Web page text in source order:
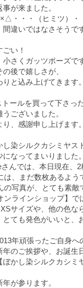
が来ました。
・・・（ヒミツ）・
間違いではなさそうで
い！
さくガッツポーズで
後で嬉しさが、
りと込み上げてきます。
ールを買って下さっ
ございました。
、感謝申し上げます。
し染シルクカシミヤ
なってまいりました。
んでは、本日現在、2
は、まだ数枚あるよう
の写真が、とても素敵
ンラインショップ】
サイズや、他の色な
とても発色がいいと、
年頑張ったご自身へ
年のご挨拶や、お誕生
ぼかし染シルクカシミ
年が参ります。